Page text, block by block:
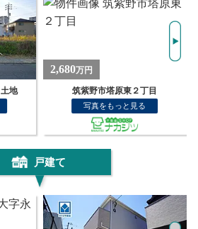
100万円
筑紫野市山家 土地
写真をもっと見る
戸建て